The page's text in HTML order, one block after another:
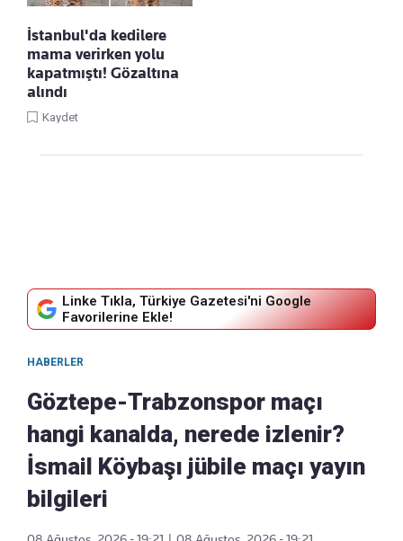
İstanbul'da kedilere
mama verirken yolu
kapatmıştı! Gözaltına
alındı
Kaydet
Linke Tıkla, Türkiye Gazetesi'ni Google
Favorilerine Ekle!
HABERLER
Göztepe-Trabzonspor maçı
hangi kanalda, nerede izlenir?
İsmail Köybaşı jübile maçı yayın
bilgileri